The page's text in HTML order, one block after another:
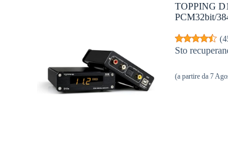
TOPPING
PCM32bit/
(
Sto
(a partire da 7